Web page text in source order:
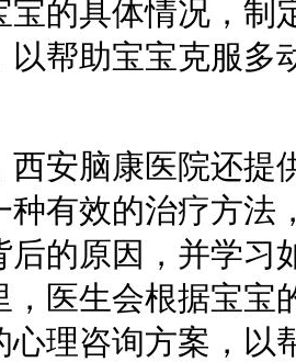
宝的具体情况，制
以帮助宝宝克服多
脑康医院还提
种有效的治疗方法
后的原因，并学习
，医生会根据宝宝
心理咨询方案，以